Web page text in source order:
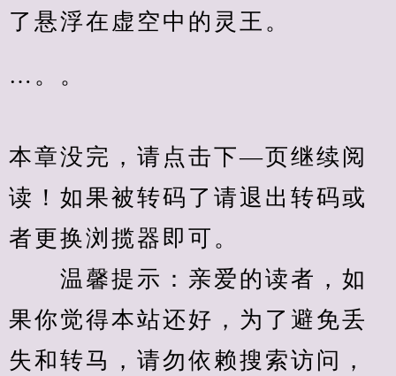
了悬浮在虚空中的灵王。
…。。
本章没完，请点击下—页继续阅
读！如果被转码了请退出转码或
者更换浏揽器即可。
温馨提示：亲爱的读者，如
果你觉得本站还好，为了避免丢
失和转马，请勿依赖搜索访问，